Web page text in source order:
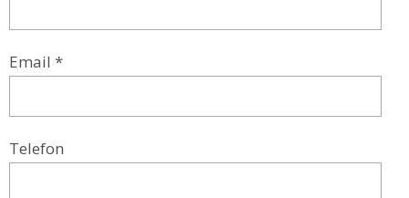
Email *
Telefon